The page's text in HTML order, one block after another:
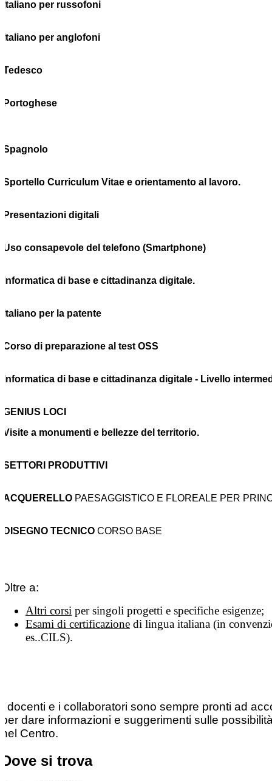
Italiano per russofoni
Italiano per anglofoni
Tedesco
Portoghese
Spagnolo
Sportello Curriculum Vitae e orientamento al lavoro.
Presentazioni digitali
Uso consapevole del telefono (Smartphone)
Informatica di base e cittadinanza digitale.
Italiano per la patente
Corso di preparazione al test OSS
Informatica di base e cittadinanza digitale - Livello
GENIUS LOCI
Visite a monumenti e bellezze del territorio.
SETTORI PRODUTTIVI
ACQUERELLO PAESAGGISTICO E FLOREALE PER
DISEGNO TECNICO CORSO BASE
Oltre a:
Altri corsi per singoli progetti e specifiche esigenze;
Esami di certificazione di lingua italiana (in
es..CILS).
I docenti e i collaboratori sono sempre pronti ad
per dare informazioni e suggerimenti sulle
nel Centro.
Dove si trova